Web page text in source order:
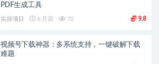
PDF生成工具
实操项目 6 月前 72 9.8
视频号下载神器：多系统支持，一键破解下载
难题